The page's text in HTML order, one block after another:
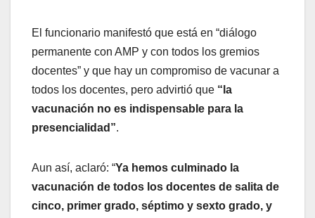
El funcionario manifestó que está en “diálogo
permanente con AMP y con todos los gremios
docentes” y que hay un compromiso de vacunar a
todos los docentes, pero advirtió que “la
vacunación no es indispensable para la
presencialidad”.
Aun así, aclaró: “Ya hemos culminado la
vacunación de todos los docentes de salita de
cinco, primer grado, séptimo y sexto grado, y